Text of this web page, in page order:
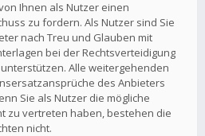
Ihnen als Nutzer einen
zu fordern. Als Nutzer sind Sie
nach Treu und Glauben mit
bei der Rechtsverteidigung
Alle weitergehenden
des Anbieters
Sie als Nutzer die mögliche
zu vertreten haben, bestehen die
nicht.